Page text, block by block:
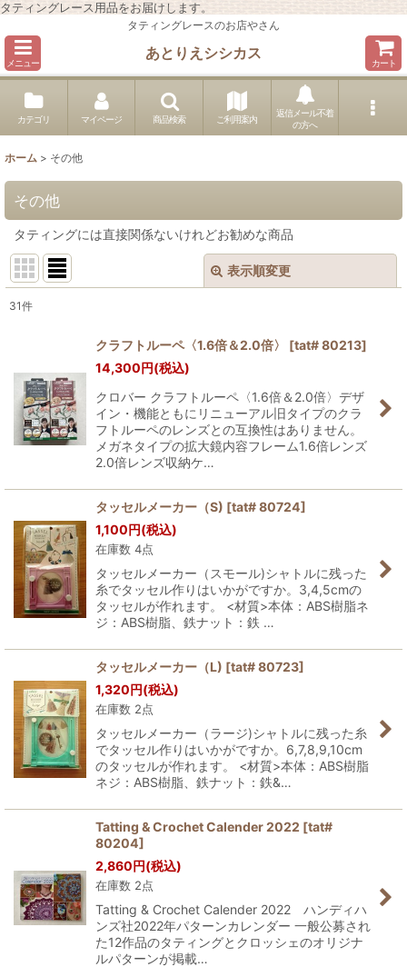
タティングレース用品をお届けします。
タティングレースのお店やさん
メニュー
あとりえシシカス
カート
カテゴリ マイページ 商品検索 ご利用案内
返信メール不着
の方へ
ホーム > その他
その他
タティングには直接関係ないけれどお勧めな商品
表示順変更
並び順:
絞り込む
31件
クラフトルーペ〈1.6倍＆2.0倍〉 [tat# 80213]
14,300円(税込)
クロバー クラフトルーペ〈1.6倍＆2.0倍〉デザ
イン・機能ともにリニューアル旧タイプのクラ
フトルーペのレンズとの互換性はありません。
メガネタイプの拡大鏡内容フレーム1.6倍レンズ
2.0倍レンズ収納ケ…
タッセルメーカー（S) [tat# 80724]
1,100円(税込)
在庫数 4点
タッセルメーカー（スモール)シャトルに残った
糸でタッセル作りはいかがですか。3,4,5cmの
タッセルが作れます。 <材質>本体：ABS樹脂ネ
ジ：ABS樹脂、鉄ナット：鉄 …
タッセルメーカー（L) [tat# 80723]
1,320円(税込)
在庫数 2点
タッセルメーカー（ラージ)シャトルに残った糸
でタッセル作りはいかがですか。6,7,8,9,10cm
のタッセルが作れます。 <材質>本体：ABS樹脂
ネジ：ABS樹脂、鉄ナット：鉄&…
Tatting & Crochet Calender 2022 [tat#
80204]
2,860円(税込)
在庫数 2点
Tatting & Crochet Calender 2022 ハンディハ
ンズ社2022年パターンカレンダー 一般公募され
た12作品のタティングとクロッシェのオリジナ
ルパターンが掲載…